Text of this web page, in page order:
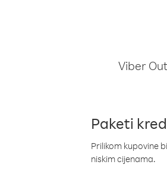
Viber
Paketi
Prilikom kupovine
niskim cijenama.